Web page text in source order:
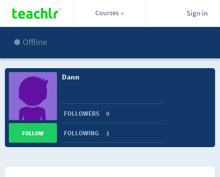
Courses Sign in
Offline
Dann
FOLLOWERS 0
FOLLOWING 1
FOLLOW